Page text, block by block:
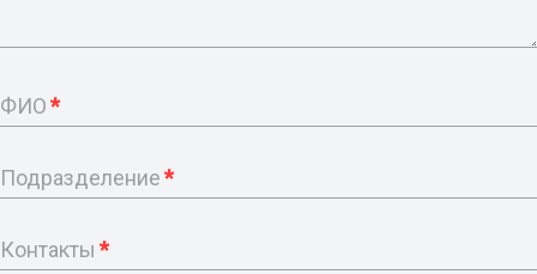
ФИО*
Подразделение*
Контакты *